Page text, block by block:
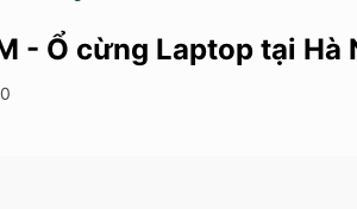
- Ổ cừng Laptop tại Hà